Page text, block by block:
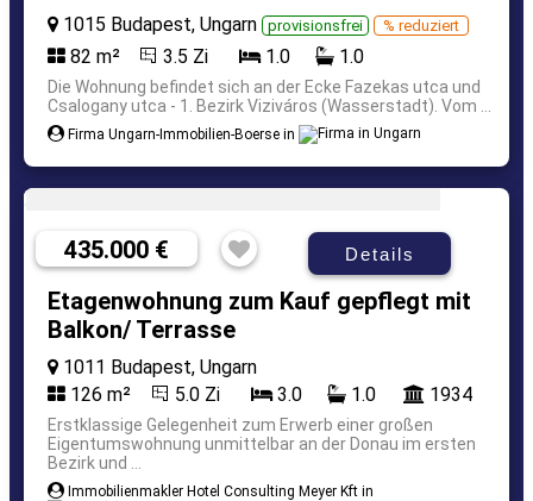
1015 Budapest, Ungarn provisionsfrei % reduziert
82 m² 3.5 Zi 1.0 1.0
Die Wohnung befindet sich an der Ecke Fazekas utca und
Csalogany utca - 1. Bezirk Viziváros (Wasserstadt). Vom ...
Firma Ungarn-Immobilien-Boerse in
435.000 € Details
Etagenwohnung zum Kauf gepflegt mit
Balkon/ Terrasse
1011 Budapest, Ungarn
126 m²
5.0 Zi 3.0 1.0 1934
Erstklassige Gelegenheit zum Erwerb einer großen
Eigentumswohnung unmittelbar an der Donau im ersten
Bezirk und ...
Immobilienmakler Hotel Consulting Meyer Kft in